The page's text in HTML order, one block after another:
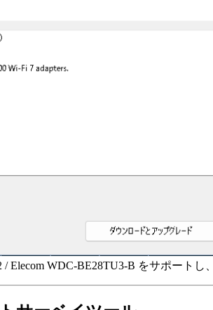
Elecom WDC-BE28TU3-B をサポートし